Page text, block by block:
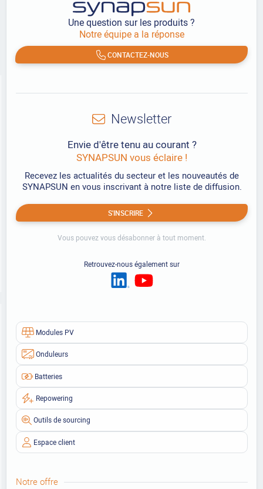
Une question sur les produits ?
Notre équipe a la réponse
CONTACTEZ-NOUS
Modules PV
Onduleurs
Batteries
Repowering
Outils de sourcing
Espace client
Notre offre
Newsletter
Envie d'être tenu au courant ?
SYNAPSUN vous éclaire !
Recevez les actualités du secteur et les nouveautés de
SYNAPSUN en vous inscrivant à notre liste de diffusion.
S'INSCRIRE
Vous pouvez vous désabonner à tout moment.
Retrouvez-nous également sur